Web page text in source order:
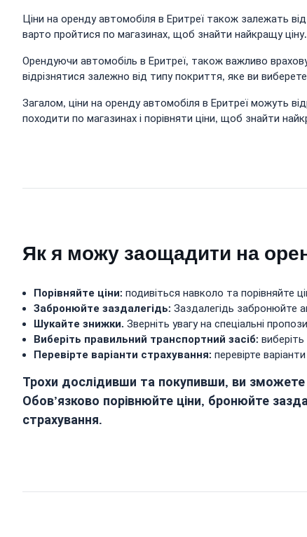
Ціни на оренду автомобіля в Еритреї також залежать
варто пройтися по магазинах, щоб знайти найкращу
Орендуючи автомобіль в Еритреї, також важливо
відрізнятися залежно від типу покриття, яке ви
Загалом, ціни на оренду автомобіля в Еритреї можуть
походити по магазинах і порівняти ціни, щоб знайти
Як я можу заощадити на
Порівняйте ціни: подивіться навколо та порівняйте
Забронюйте заздалегідь: Заздалегідь забронюйте
Шукайте знижки. Зверніть увагу на спеціальні
Виберіть правильний транспортний засіб:
Перевірте варіанти страхування: перевірте
Трохи дослідивши та покупивши, ви зможете
Обов’язково порівнюйте ціни, бронюйте
страхування.